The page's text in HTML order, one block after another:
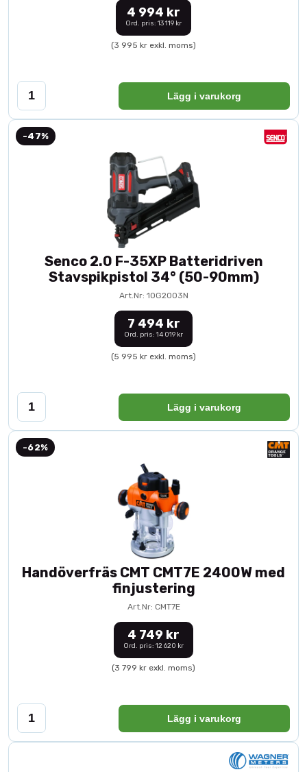
4 994 kr
Ord. pris: 13 119 kr
(3 995 kr exkl. moms)
Lägg i varukorg
-47%
Senco 2.0 F-35XP Batteridriven
Stavspikpistol 34° (50-90mm)
Art.Nr: 10G2003N
7 494 kr
Ord. pris: 14 019 kr
(5 995 kr exkl. moms)
Lägg i varukorg
-62%
Handöverfräs CMT CMT7E 2400W med
finjustering
Art.Nr: CMT7E
4 749 kr
Ord. pris: 12 620 kr
(3 799 kr exkl. moms)
Lägg i varukorg